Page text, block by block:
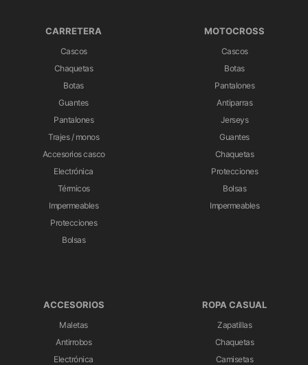
CARRETERA
Cascos
Chaquetas
Botas
Guantes
Pantalones
Trajes / monos
Accesorios casco
Electrónica
Térmicos
Impermeables
Protecciones
Bolsas
MOTOCROSS
Cascos
Botas
Pantalones
Antiparras
Jerseys
Guantes
Chaquetas
Protecciones
Bolsas
Impermeables
ACCESORIOS
Maletas
Antirrobos
Electrónica
ROPA CASUAL
Zapatillas
Chaquetas
Camisetas